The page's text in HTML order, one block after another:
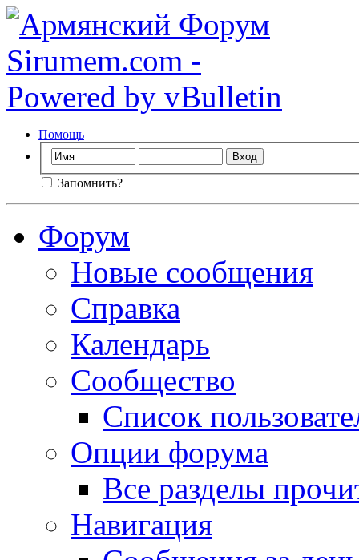
Помощь
Запомнить?
Форум
Новые сообщения
Справка
Календарь
Сообщество
Список
Опции форума
Все разделы
Навигация